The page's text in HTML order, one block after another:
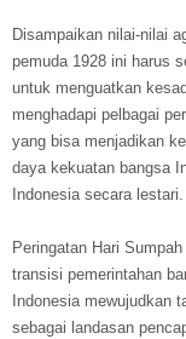
Disampaikan nilai-nilai
pemuda 1928 ini harus
untuk menguatkan
menghadapi pelbagai
yang bisa menjadikan
daya kekuatan bangsa
Indonesia secara lestari.
Peringatan Hari
transisi pemerintahan
Indonesia mewujudkan
sebagai landasan